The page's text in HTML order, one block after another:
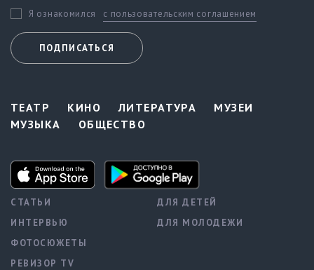
Я ознакомился с пользовательским соглашением
ПОДПИСАТЬСЯ
ТЕАТР КИНО ЛИТЕРАТУРА
МУЗЕИ
МУЗЫКА
ОБЩЕСТВО
СТАТЬИ
ИНТЕРВЬЮ
ФОТОСЮЖЕТЫ
РЕВИЗОР TV
ДЛЯ ДЕТЕЙ
ДЛЯ МОЛОДЕЖИ